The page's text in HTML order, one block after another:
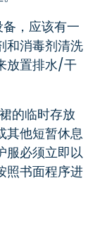
，应该有一
和消毒剂清洗
放置排水/干
的临时存放
其他短暂休息
服必须立即以
照书面程序进